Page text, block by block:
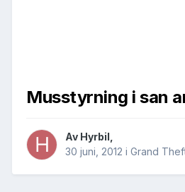
Musstyrning i san
Av Hyrbil
30 juni, 2012 i Grand